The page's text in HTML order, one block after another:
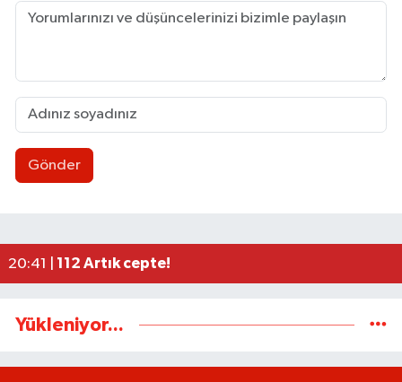
Gönder
11:11 |Uluslararası Tekvando Şampiyonası'nda
20:41 | 112 Artık cepte!
Yükleniyor...